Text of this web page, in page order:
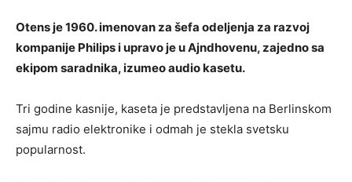
Otens je 1960. imenovan za šefa odeljenja za razvoj
kompanije Philips i upravo je u Ajndhovenu, zajedno sa
ekipom saradnika, izumeo audio kasetu.
Tri godine kasnije, kaseta je predstavljena na Berlinskom
sajmu radio elektronike i odmah je stekla svetsku
popularnost.